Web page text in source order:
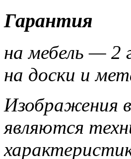
Гарантия
на мебель — 2
на доски и
Изображения
являются